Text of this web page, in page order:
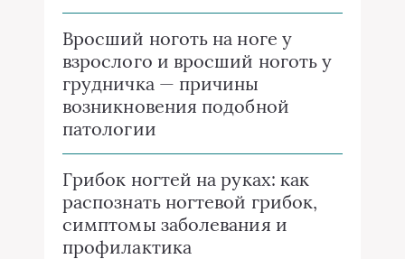
Вросший ноготь на ноге у
взрослого и вросший ноготь у
грудничка — причины
возникновения подобной
патологии
Грибок ногтей на руках: как
распознать ногтевой грибок,
симптомы заболевания и
профилактика